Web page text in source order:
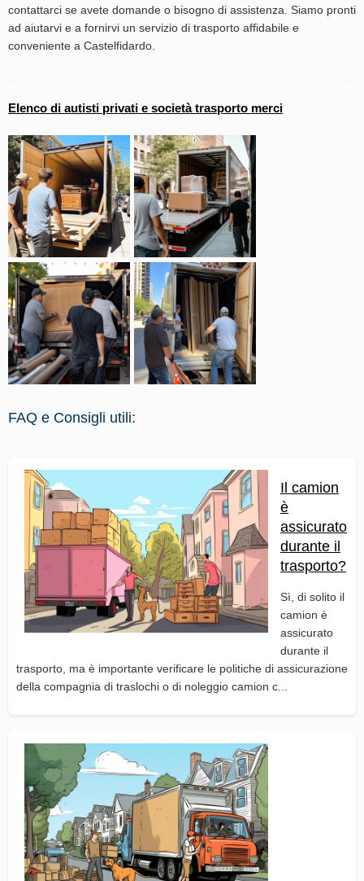
contattarci se avete domande o bisogno di assistenza. Siamo pronti
ad aiutarvi e a fornirvi un servizio di trasporto affidabile e
conveniente a Castelfidardo.
Elenco di autisti privati e società trasporto merci
FAQ e Consigli utili:
Il camion
è
assicurato
durante il
trasporto?
Sì, di solito il
camion è
assicurato
durante il
trasporto, ma è importante verificare le politiche di assicurazione
della compagnia di traslochi o di noleggio camion c...